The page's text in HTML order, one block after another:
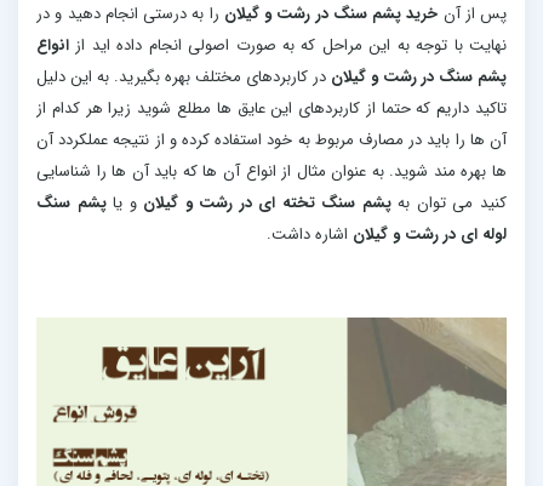
پس از آن خرید پشم سنگ در رشت و گیلان را به درستی انجام دهید و در
نهایت با توجه به این مراحل که به صورت اصولی انجام داده اید از انواع
پشم سنگ در رشت و گیلان در کاربردهای مختلف بهره بگیرید. به این دلیل
تاکید داریم که حتما از کاربردهای این عایق ها مطلع شوید زیرا هر کدام از
آن ها را باید در مصارف مربوط به خود استفاده کرده و از نتیجه عملکردد آن
ها بهره مند شوید. به عنوان مثال از انواع آن ها که باید آن ها را شناسایی
کنید می توان بهپشم سنگ تخته ای در رشت و گیلان و یاپشم سنگ
لوله ای در رشت و گیلان اشاره داشت.